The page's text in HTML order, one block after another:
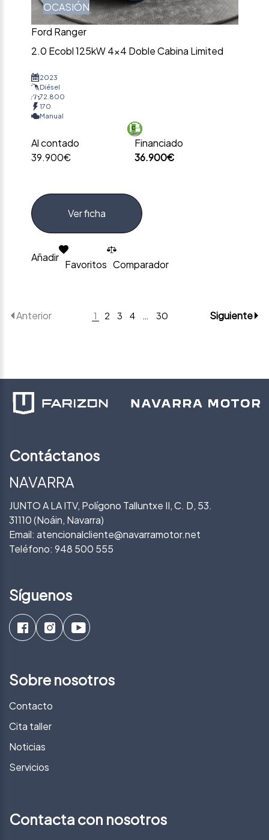
OCASIÓN
Ford Ranger
2.0 Ecobl 125kW 4×4 Doble Cabina Limited
2023
Diésel
72.800
170
Manual
Al contado
39.900€
Financiado
36.900€
Ver ficha
Añadir
Favoritos Comparador
Anterior 1 2 3 4 30 Siguiente
Contáctanos
NAVARRA
JUNTO A LA ITV, Polígono Talluntxe II, C. D, 53.
31110 (Noáin, Navarra)
Email: atencionalcliente@navarramotor.net
Teléfono: 948 500 555
Síguenos
Sobre nosotros
Contacto
Cita taller
Noticias
Servicios
Contacta con nosotros